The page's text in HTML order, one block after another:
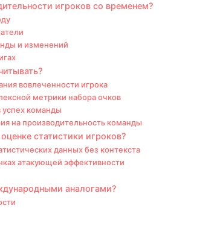
игроков со временем?
и изменений
вовлеченности игрока
метрики набора очков
команды
на производительность команды
статистики игроков?
данных без контекста
атакующей эффективности
аналогами?